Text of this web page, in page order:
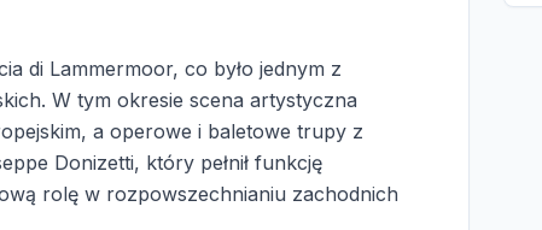
di Lammermoor, co było jednym z
W tym okresie scena artystyczna
a operowe i baletowe trupy z
Donizetti, który pełnił funkcję
rolę w rozpowszechnianiu zachodnich